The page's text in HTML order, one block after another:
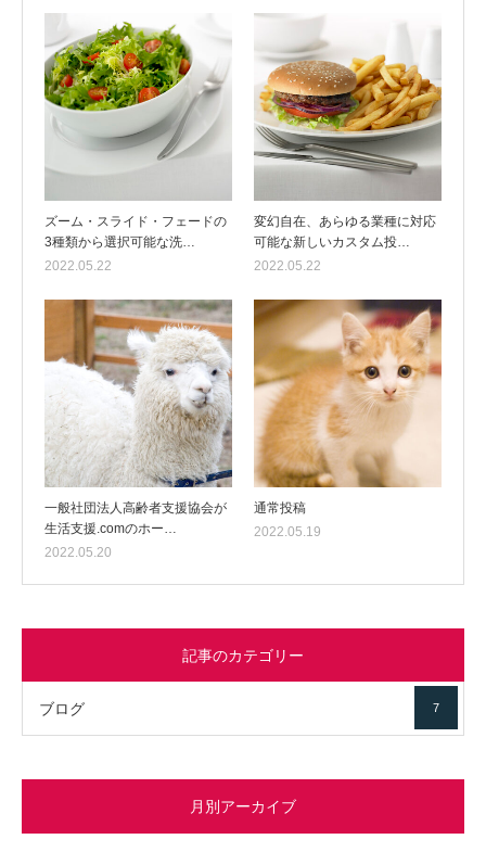
ズーム・スライド・フェードの
3種類から選択可能な洗…
2022.05.22
変幻自在、あらゆる業種に対応
可能な新しいカスタム投…
2022.05.22
一般社団法人高齢者支援協会が
生活支援.comのホー…
2022.05.20
通常投稿
2022.05.19
記事のカテゴリー
ブログ 7
月別アーカイブ